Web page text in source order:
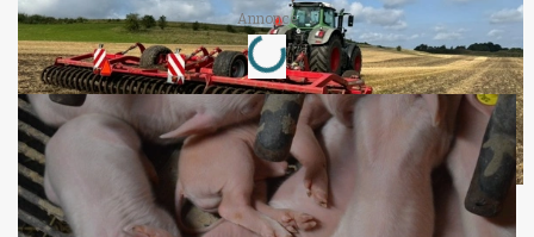
Annonce
Loading...